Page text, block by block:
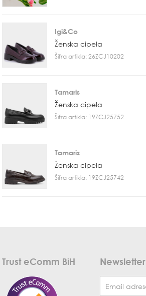
Igi&Co
Ženska cipela
Šifra artikla: 26ZCJ10202
Tamaris
Ženska cipela
Šifra artikla: 19ZCJ25752
Tamaris
Ženska cipela
Šifra artikla: 19ZCJ25742
Trust eComm BiH Newsletter